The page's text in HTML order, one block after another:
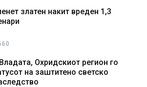
златен накит вреден 1,3
Охридскиот регион го
на заштитено светско